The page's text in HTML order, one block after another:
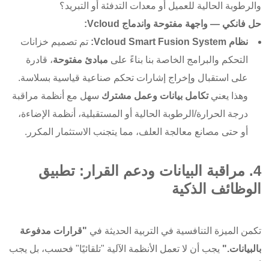
والرطوبة الحالية للعميل أو معدات التدفئة أو التبريد؟
حل فانكي — واجهة مفتوحة واندماج Vcloud:
نظام Vcloud Smart Fusion System:
تم تصميم خزانات
التحكم والبرامج الخاصة بنا بناءً على مبادئ مفتوحة، قادرة
على استقبال وإخراج إشارات تحكم صناعية قياسية بسلاسة.
وهذا يعنيتكامل بيانات وعمل مشترك سهل مع أنظمة مراقبة
درجة الحرارة/الرطوبة الحالية أو المستقبلية، أنظمة الإضاءة،
أو حتى مصانع معالجة العلف، مما يتجنب الاستثمار المكرر.
4. مراقبة البيانات ودعم القرار: تطبيق
الوظائف الذكية
تكمن الميزة التنافسية في التربية الحديثة في "قرارات مدفوعة
بالبيانات." يجب أن لا تعمل الأنظمة الآلية "تلقائيًا" فحسب، بل يجب